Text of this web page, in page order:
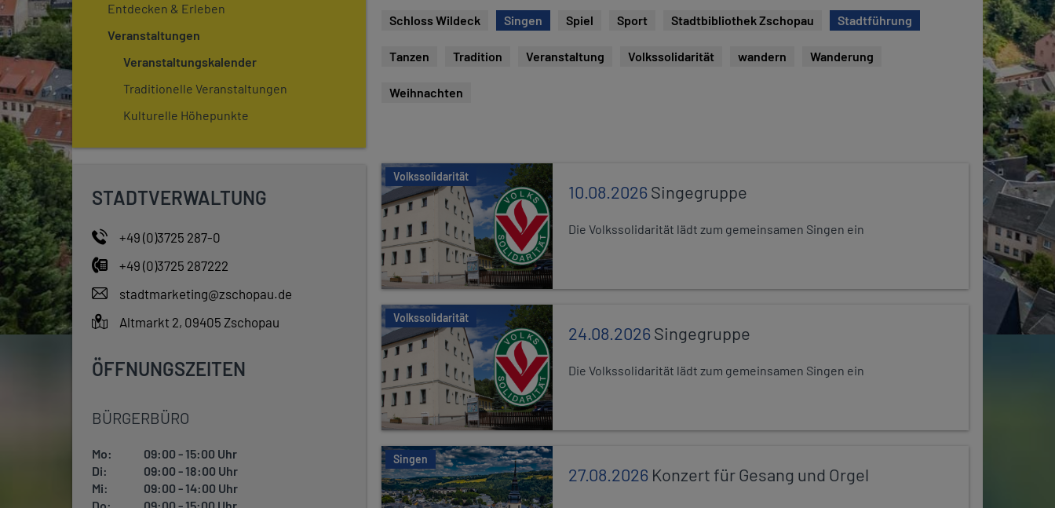
Entdecken & Erleben
Veranstaltungen
Veranstaltungskalender
Traditionelle Veranstaltungen
Kulturelle Höhepunkte
STADTVERWALTUNG
+49 (0)3725 287-0
+49 (0)3725 287222
stadtmarketing@zschopau.de
Altmarkt 2, 09405 Zschopau
ÖFFNUNGSZEITEN
BÜRGERBÜRO
Mo:
09:00 - 15:00 Uhr
Di:
09:00 - 18:00 Uhr
Mi:
09:00 - 14:00 Uhr
Schloss Wildeck Singen Spiel Sport Stadtbibliothek Zschopau Stadtführung
Tanzen Tradition Veranstaltung Volkssolidarität wandern Wanderung
Weihnachten
Volkssolidarität
10.08.2026Singegruppe
Die Volkssolidarität lädt zum gemeinsamen Singen ein
Volkssolidarität
24.08.2026Singegruppe
Die Volkssolidarität lädt zum gemeinsamen Singen ein
Singen
27.08.2026 Konzert für Gesang und Orgel